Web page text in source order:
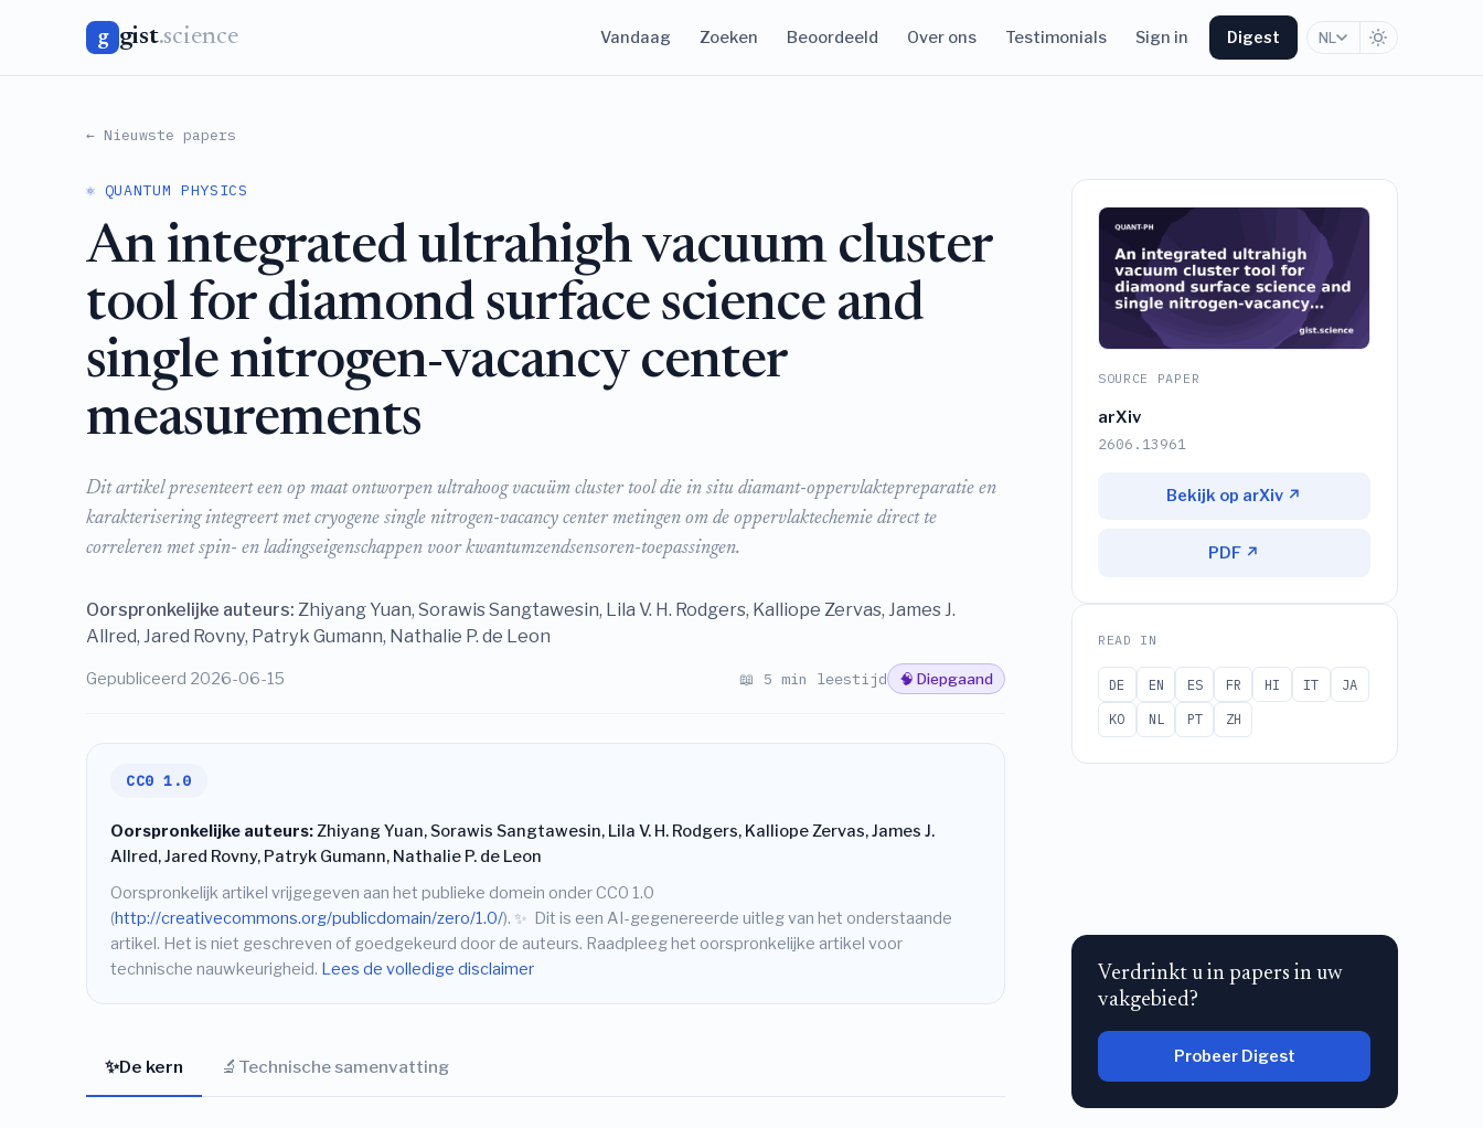
g gist.science Vandaag Zoeken Beoordeeld Over ons Testimonials Sign in Digest NL
← Nieuwste papers
⚛️ QUANTUM PHYSICS
An integrated ultrahigh vacuum cluster
tool for diamond surface science and
single nitrogen-vacancy center
measurements
Dit artikel presenteert een op maat ontworpen ultrahoog vacuüm cluster tool die in situ diamant-oppervlaktepreparatie en
karakterisering integreert met cryogene single nitrogen-vacancy center metingen om de oppervlaktechemie direct te
correleren met spin- en ladingseigenschappen voor kwantumzendsensoren-toepassingen.
Oorspronkelijke auteurs: Zhiyang Yuan, Sorawis Sangtawesin, Lila V. H. Rodgers, Kalliope Zervas, James J.
Allred, Jared Rovny, Patryk Gumann, Nathalie P. de Leon
Gepubliceerd 2026-06-15 📖 5 min leestijd 🧠 Diepgaand
CC0 1.0
Oorspronkelijke auteurs:Zhiyang Yuan, Sorawis Sangtawesin, Lila V. H. Rodgers, Kalliope Zervas, James J.
Allred, Jared Rovny, Patryk Gumann, Nathalie P. de Leon
Oorspronkelijk artikel vrijgegeven aan het publieke domein onder CC0 1.0
(http://creativecommons.org/publicdomain/zero/1.0/). ✨ Dit is een AI-gegenereerde uitleg van het onderstaande
artikel. Het is niet geschreven of goedgekeurd door de auteurs. Raadpleeg het oorspronkelijke artikel voor
technische nauwkeurigheid. Lees de volledige disclaimer
✨De kern 🔬 Technische samenvatting
SOURCE PAPER
arXiv
2606.13961
Bekijk op arXiv ↗
PDF ↗
READ IN
DE EN ES FR HI IT
JA
KO
NL PT ZH
Verdrinkt u in papers in uw
vakgebied?
Probeer Digest